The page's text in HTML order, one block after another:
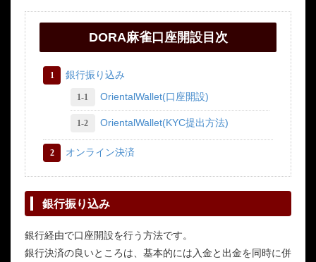
DORA麻雀口座開設目次
銀行振り込み
OrientalWallet(口座開設)
OrientalWallet(KYC提出方法)
オンライン決済
銀行振り込み
銀行経由で口座開設を行う方法です。
銀行決済の良いところは、基本的には入金と出金を同時に併